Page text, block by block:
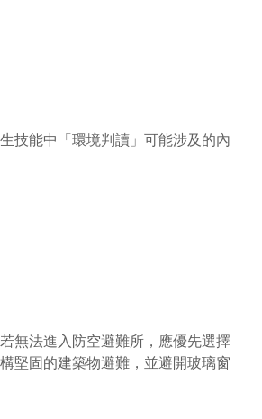
技能中「環境判讀」可能涉及的內
無法進入防空避難所，應優先選擇
堅固的建築物避難，並避開玻璃窗